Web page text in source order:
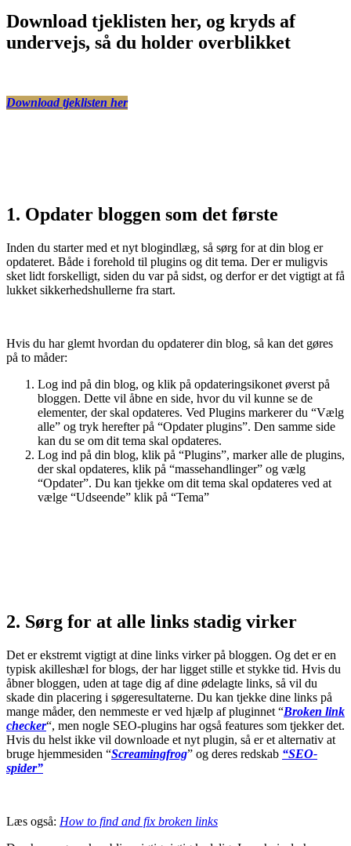
Download tjeklisten her, og kryds af
undervejs, så du holder overblikket
Download tjeklisten her
1. Opdater bloggen som det første
Inden du starter med et nyt blogindlæg, så sørg for at din blog er
opdateret. Både i forehold til plugins og dit tema. Der er muligvis
sket lidt forskelligt, siden du var på sidst, og derfor er det vigtigt at få
lukket sikkerhedshullerne fra start.
Hvis du har glemt hvordan du opdaterer din blog, så kan det gøres
på to måder:
Log ind på din blog, og klik på opdateringsikonet øverst på
bloggen. Dette vil åbne en side, hvor du vil kunne se de
elementer, der skal opdateres. Ved Plugins markerer du “Vælg
alle” og tryk herefter på “Opdater plugins”. Den samme side
kan du se om dit tema skal opdateres.
Log ind på din blog, klik på “Plugins”, marker alle de plugins,
der skal opdateres, klik på “massehandlinger” og vælg
“Opdater”. Du kan tjekke om dit tema skal opdateres ved at
vælge “Udseende” klik på “Tema”
2. Sørg for at alle links stadig virker
Det er ekstremt vigtigt at dine links virker på bloggen. Og det er en
typisk akilleshæl for blogs, der har ligget stille et stykke tid. Hvis du
åbner bloggen, uden at tage dig af dine ødelagte links, så vil du
skade din placering i søgeresultaterne. Du kan tjekke dine links på
mange måder, den nemmeste er ved hjælp af pluginnet “Broken link
checker“, men nogle SEO-plugins har også features som tjekker det.
Hvis du helst ikke vil downloade et nyt plugin, så er et alternativ at
bruge hjemmesiden “Screamingfrog” og deres redskab “SEO-
spider”
Læs også: How to find and fix broken links